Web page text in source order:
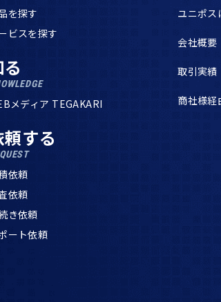
を探す
ビスを探す
メディア TEGAKARI
頼する
依頼
依頼
き依頼
ート依頼
ユニポス
会社概要
取引実績
商社様経